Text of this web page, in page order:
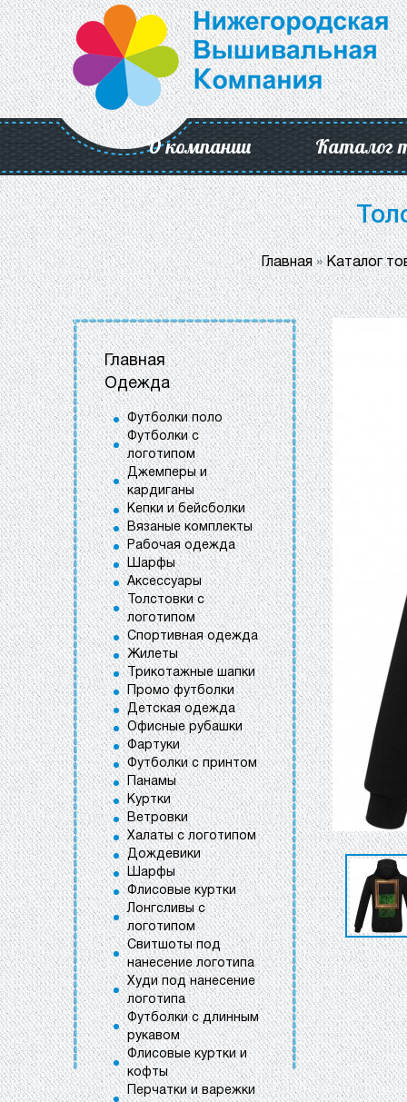
О компании Каталог
Главная»Каталог
Главная
Одежда
Футболки поло
Футболки с
логотипом
Джемперы и
кардиганы
Кепки и бейсболки
Вязаные комплекты
Рабочая одежда
Шарфы
Аксессуары
Толстовки с
логотипом
Спортивная одежда
Жилеты
Трикотажные шапки
Промо футболки
Детская одежда
Офисные рубашки
Фартуки
Футболки с принтом
Панамы
Куртки
Ветровки
Халаты с логотипом
Дождевики
Шарфы
Флисовые куртки
Лонгсливы с
логотипом
Свитшоты под
нанесение логотипа
Худи под нанесение
логотипа
Футболки с длинным
рукавом
Флисовые куртки и
кофты
Перчатки и варежки